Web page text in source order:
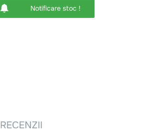
Notificare stoc !
RECENZII